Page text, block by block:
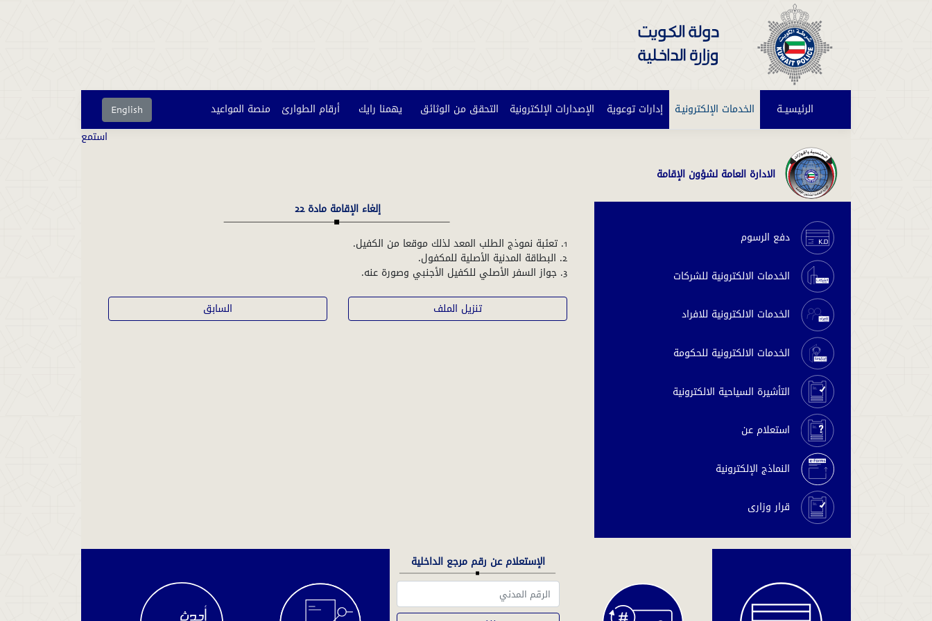
الرئيسيــة الخدمات الإلكترونيـة إدارات توعوية الإصدارات الإلكترونية التحقق من الوثائق يهمنا رايك أرقام الطوارئ منصة المواعيد
English
استمع
الادارة العامة لشؤون الإقامة
دفع الرسوم
الخدمات الالكترونية للشركات
الخدمات الالكترونية للافراد
الخدمات الالكترونية للحكومة
التأشيرة السياحية الالكترونية
استعلام عن
النماذج الإلكترونية
قرار وزارى
إلغاء الإقامة مادة 22
3. جواز السفر الأصلي للكفيل الأجنبي وصورة عنه.
تنزيل الملف
السابق
والغرامات
الإستعلام عن رقم مرجع الداخلية
القضية